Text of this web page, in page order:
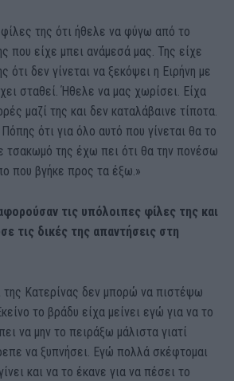
της ότι ήθελε να φύγω από το
που είχε μπει ανάμεσά μας. Της είχε
ότι δεν γίνεται να ξεκόψει η Ειρήνη με
σταθεί. Ήθελε να μας χωρίσει. Είχα
μαζί της και δεν καταλάβαινε τίποτα.
ότι για όλο αυτό που γίνεται θα το
τσακωμό της έχω πει ότι θα την πονέσω
που βγήκε προς τα έξω.»
τις υπόλοιπες φίλες της και
τις δικές της απαντήσεις στη
της Κατερίνας δεν μπορώ να πιστέψω
το βράδυ είχα μείνει εγώ για να το
να μην το πειράξω μάλιστα γιατί
να ξυπνήσει. Εγώ πολλά σκέφτομαι
και να το έκανε για να πέσει το